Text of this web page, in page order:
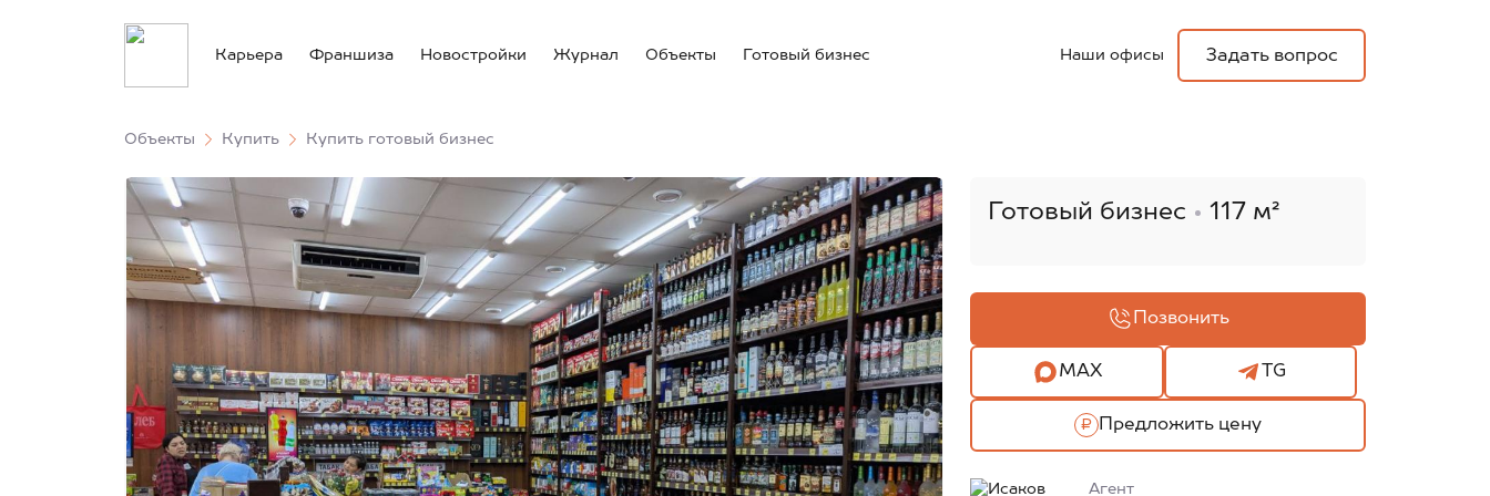
Карьера Франшиза Новостройки Журнал Объекты Готовый бизнес Наши офисы Задать вопрос
Объекты Купить Купить готовый бизнес
Готовый бизнес 117 м²
Позвонить
MAX TG
Предложить цену
Агент